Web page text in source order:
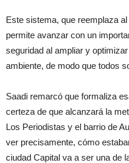
Este sistema, que reemplaza
permite avanzar con un
seguridad al ampliar y
ambiente, de modo que todos
Saadi remarcó que formaliza
certeza de que alcanzará la
Los Periodistas y el barrio de
ver precisamente, cómo
ciudad Capital va a ser una de